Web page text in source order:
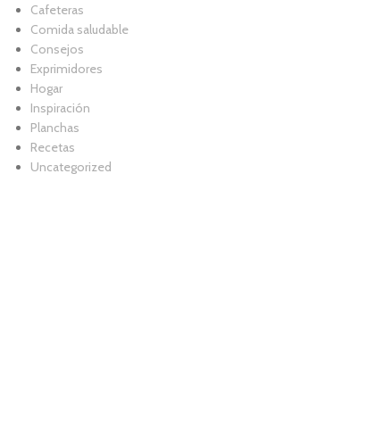
Cafeteras
Comida saludable
Consejos
Exprimidores
Hogar
Inspiración
Planchas
Recetas
Uncategorized